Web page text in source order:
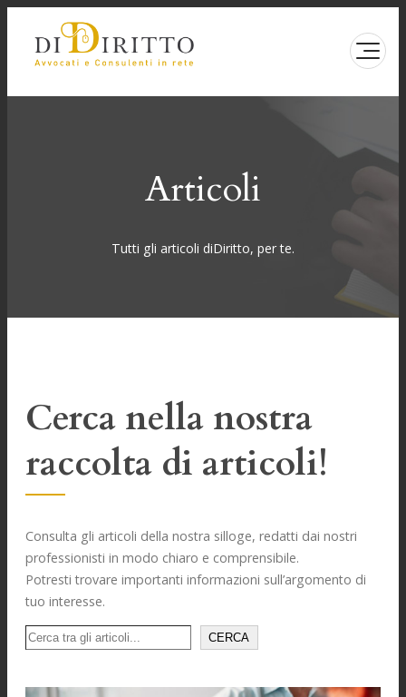
contenuto
Articoli
Tutti gli articoli diDiritto, per te.
Cerca nella nostra
raccolta di articoli!
Consulta gli articoli della nostra silloge, redatti dai nostri
professionisti in modo chiaro e comprensibile.
Potresti trovare importanti informazioni sull’argomento di
tuo interesse.
Cerca
CERCA